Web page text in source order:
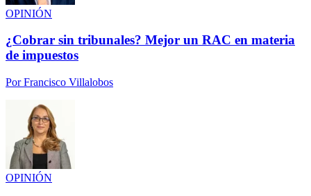
OPINIÓN
¿Cobrar sin tribunales? Mejor un RAC en materia
de impuestos
PorFrancisco Villalobos
OPINIÓN